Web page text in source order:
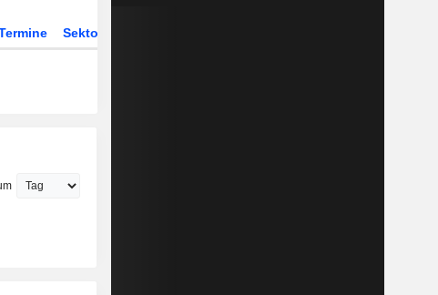
Sektor